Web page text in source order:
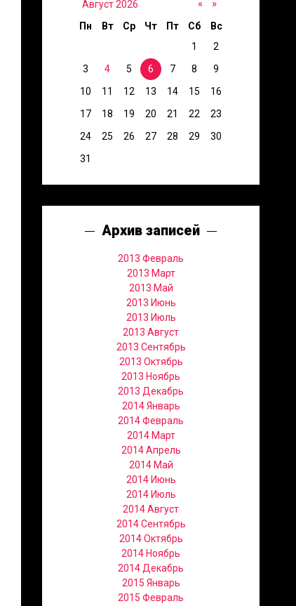
«
Август 2026 »
Пн Вт Ср Чт Пт Сб
Вс
1
2
3
4 5 6 7 8
9
10
11 12 13 14 15
16
17
18 19 20 21 22
23
24
25 26 27 28 29
30
31
Архив записей
2013 Февраль
2013 Март
2013 Май
2013 Июнь
2013 Июль
2013 Август
2013 Сентябрь
2013 Октябрь
2013 Ноябрь
2013 Декабрь
2014 Январь
2014 Февраль
2014 Март
2014 Апрель
2014 Май
2014 Июнь
2014 Июль
2014 Август
2014 Сентябрь
2014 Октябрь
2014 Ноябрь
2014 Декабрь
2015 Январь
2015 Февраль